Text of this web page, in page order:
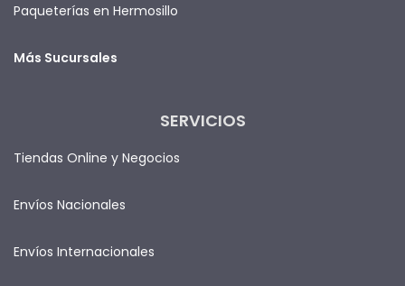
Paqueterías en Hermosillo
Más Sucursales
SERVICIOS
Tiendas Online y Negocios
Envíos Nacionales
Envíos Internacionales